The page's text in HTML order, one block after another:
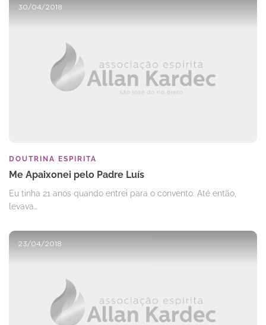
30/04/2018
DOUTRINA ESPIRITA
Me Apaixonei pelo Padre Luís
Eu tinha 21 anos quando entrei para o convento. Até então,
levava…
23/04/2018